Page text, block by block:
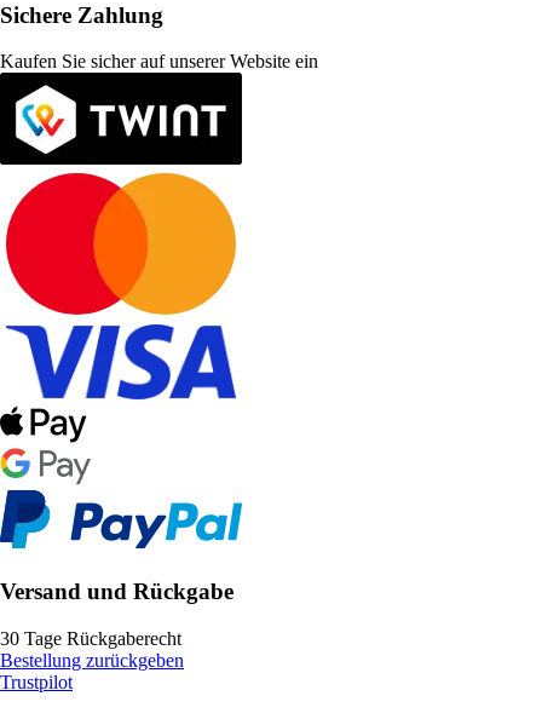
Sichere Zahlung
Kaufen Sie sicher auf unserer Website ein
Versand und Rückgabe
30 Tage Rückgaberecht
Bestellung zurückgeben
Trustpilot